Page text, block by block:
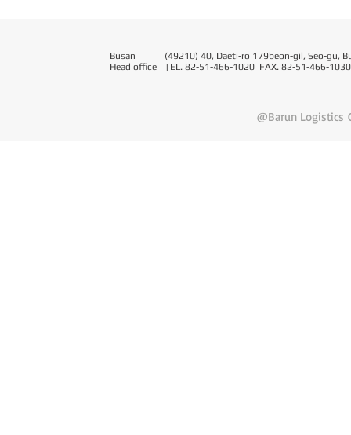
Busan
Head office
(49210) 40, Daeti-ro 179beon-gil, Seo-gu,
TEL. 82-51-466-1020 FAX. 82-51-466-1030
@Barun Logistics